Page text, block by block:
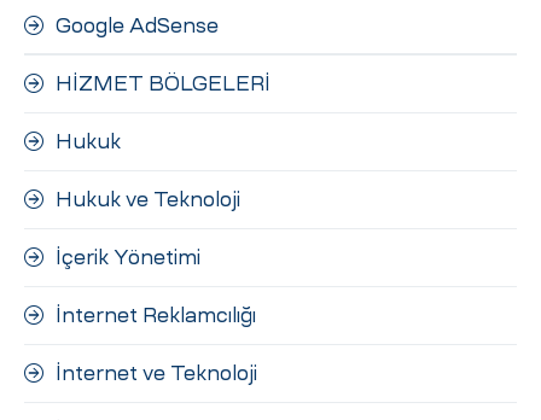
Google AdSense
HİZMET BÖLGELERİ
Hukuk
Hukuk ve Teknoloji
İçerik Yönetimi
İnternet Reklamcılığı
İnternet ve Teknoloji